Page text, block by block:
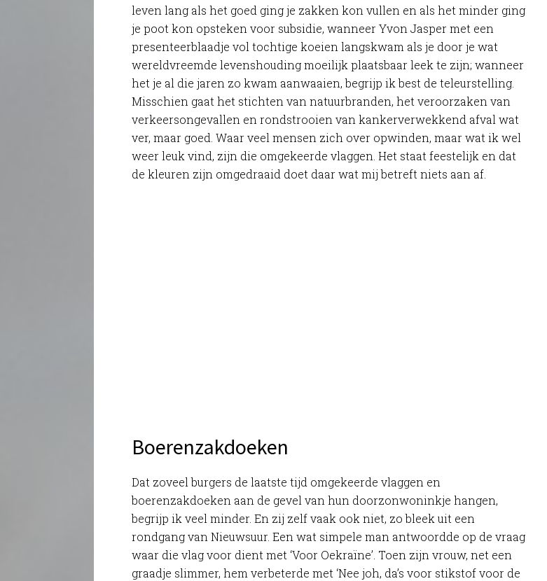
leven lang als het goed ging je zakken kon vullen en als het minder ging
je poot kon opsteken voor subsidie, wanneer Yvon Jasper met een
presenteerblaadje vol tochtige koeien langskwam als je door je wat
wereldvreemde levenshouding moeilijk plaatsbaar leek te zijn; wanneer
het je al die jaren zo kwam aanwaaien, begrijp ik best de teleurstelling.
Misschien gaat het stichten van natuurbranden, het veroorzaken van
verkeersongevallen en rondstrooien van kankerverwekkend afval wat
ver, maar goed. Waar veel mensen zich over opwinden, maar wat ik wel
weer leuk vind, zijn die omgekeerde vlaggen. Het staat feestelijk en dat
de kleuren zijn omgedraaid doet daar wat mij betreft niets aan af.
Boerenzakdoeken
Dat zoveel burgers de laatste tijd omgekeerde vlaggen en
boerenzakdoeken aan de gevel van hun doorzonwoninkje hangen,
begrijp ik veel minder. En zij zelf vaak ook niet, zo bleek uit een
rondgang van Nieuwsuur. Een wat simpele man antwoordde op de vraag
waar die vlag voor dient met ‘Voor Oekraïne’. Toen zijn vrouw, net een
graadje slimmer, hem verbeterde met ‘Nee joh, da’s voor stikstof voor de